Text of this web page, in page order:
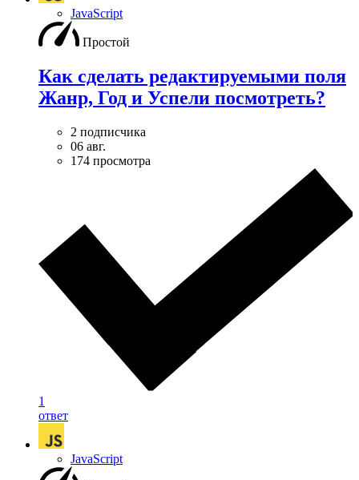
JavaScript
Простой
Как сделать редактируемыми поля
Жанр, Год и Успели посмотреть?
2 подписчика
06 авг.
174 просмотра
1
ответ
JavaScript